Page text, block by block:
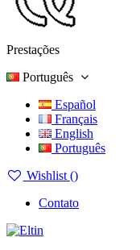
Prestações
Português
Español
Français
English
Português
Wishlist ()
Contato